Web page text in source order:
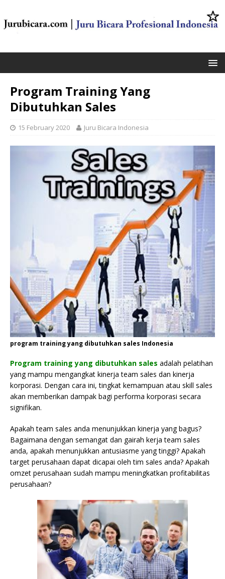
Program Training Yang
Dibutuhkan Sales
15 February 2020 Juru Bicara Indonesia
program training yang dibutuhkan sales Indonesia
Program training yang dibutuhkan sales adalah pelatihan
yang mampu mengangkat kinerja team sales dan kinerja
korporasi. Dengan cara ini, tingkat kemampuan atau skill sales
akan memberikan dampak bagi performa korporasi secara
signifikan.
Apakah team sales anda menunjukkan kinerja yang bagus?
Bagaimana dengan semangat dan gairah kerja team sales
anda, apakah menunjukkan antusiasme yang tinggi? Apakah
target perusahaan dapat dicapai oleh tim sales anda? Apakah
omzet perusahaan sudah mampu meningkatkan profitabilitas
perusahaan?